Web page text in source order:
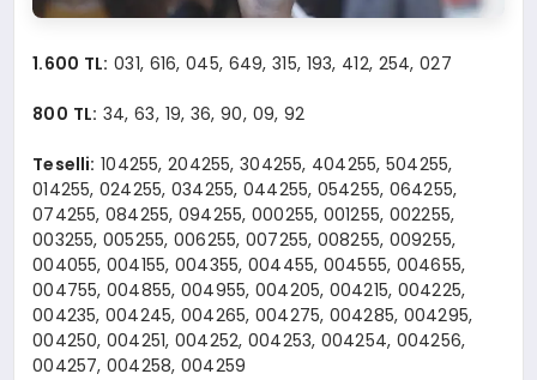
1.600 TL: 031, 616, 045, 649, 315, 193, 412, 254, 027
800 TL: 34, 63, 19, 36, 90, 09, 92
Teselli: 104255, 204255, 304255, 404255, 504255,
014255, 024255, 034255, 044255, 054255, 064255,
074255, 084255, 094255, 000255, 001255, 002255,
003255, 005255, 006255, 007255, 008255, 009255,
004055, 004155, 004355, 004455, 004555, 004655,
004755, 004855, 004955, 004205, 004215, 004225,
004235, 004245, 004265, 004275, 004285, 004295,
004250, 004251, 004252, 004253, 004254, 004256,
004257, 004258, 004259